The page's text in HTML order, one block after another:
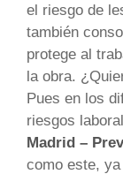
el riesgo de
también
protege al
la obra.
Pues en los
riesgos
Madrid –
como este,